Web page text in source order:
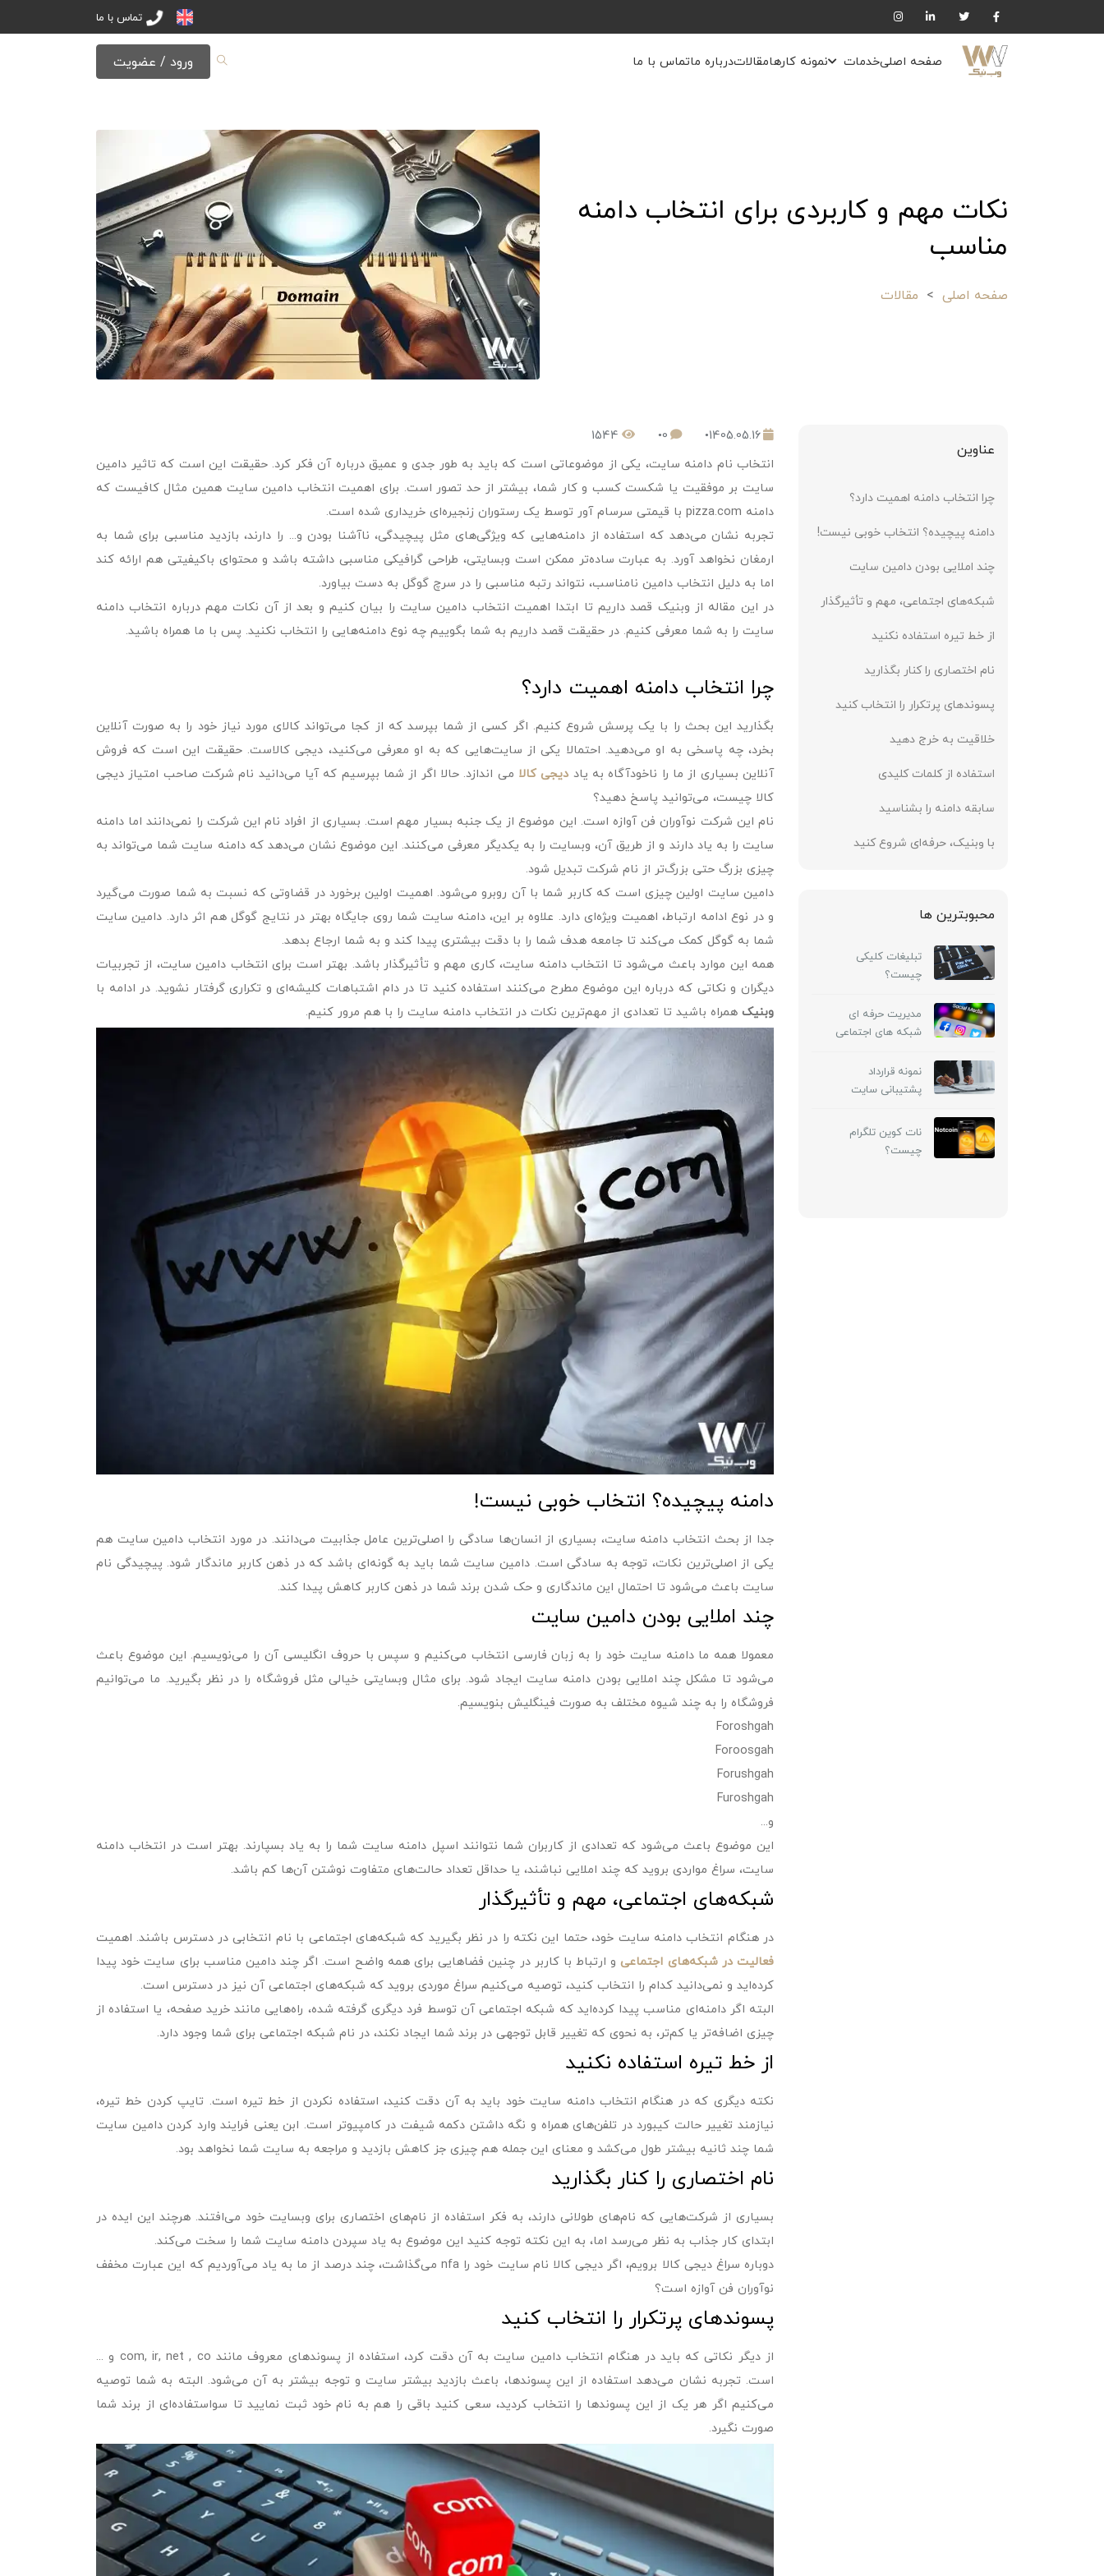
تماس با ما
صفحه اصلیخدمات نمونه کارهامقالاتدرباره ماتماس با ما ورود / عضویت
نکات مهم و کاربردی برای انتخاب دامنه
مناسب
صفحه اصلی مقالات
عناوین
چرا انتخاب دامنه اهمیت دارد؟
دامنه پیچیده؟ انتخاب خوبی نیست!
چند املایی بودن دامین سایت
شبکه‌های اجتماعی، مهم و تأثیرگذار
از خط تیره استفاده نکنید
نام اختصاری را کنار بگذارید
پسوندهای پرتکرار را انتخاب کنید
خلاقیت به خرج دهید
استفاده از کلمات کلیدی
سابقه دامنه را بشناسید
با وبنیک، حرفه‌ای شروع کنید
محبوبترین ها
تبلیغات کلیکی
چیست؟
مدیریت حرفه ای
شبکه های اجتماعی
است ؟‌
نمونه قرارداد
پشتیبانی سایت ‏
نات کوین تلگرام
چیست؟
1405.05.16
0
1544
انتخاب نام دامنه سایت، یکی از موضوعاتی است که باید به طور جدی و عمیق درباره آن فکر کرد. حقیقت این است که تاثیر دامین
سایت بر موفقیت یا شکست کسب و کار شما، بیشتر از حد تصور است. برای اهمیت انتخاب دامین سایت همین مثال کافیست که
دامنه pizza.com با قیمتی سرسام آور توسط یک رستوران زنجیره‌ای خریداری شده است.
تجربه نشان می‌دهد که استفاده از دامنه‌هایی که ویژگی‌های مثل پیچیدگی، ناآشنا بودن و... را دارند، بازدید مناسبی برای شما به
ارمغان نخواهد آورد. به عبارت ساده‌تر ممکن است وبسایتی، طراحی گرافیکی مناسبی داشته باشد و محتوای باکیفیتی هم ارائه کند
اما به دلیل انتخاب دامین نامناسب، نتواند رتبه مناسبی را در سرچ گوگل به دست بیاورد.
در این مقاله از وبنیک قصد داریم تا ابتدا اهمیت انتخاب دامین سایت را بیان کنیم و بعد از آن نکات مهم درباره انتخاب دامنه
سایت را به شما معرفی کنیم. در حقیقت قصد داریم به شما بگوییم چه نوع دامنه‌هایی را انتخاب نکنید. پس با ما همراه باشید.
چرا انتخاب دامنه اهمیت دارد؟
بگذارید این بحث را با یک پرسش شروع کنیم. اگر کسی از شما بپرسد که از کجا می‌تواند کالای مورد نیاز خود را به صورت آنلاین
بخرد، چه پاسخی به او می‌دهید. احتمالا یکی از سایت‌هایی که به او معرفی می‌کنید، دیجی کالاست. حقیقت این است که فروش
آنلاین بسیاری از ما را ناخودآگاه به یاد دیجی کالا می اندازد. حالا اگر از شما بپرسیم که آیا می‌دانید نام شرکت صاحب امتیاز دیجی
کالا چیست، می‌توانید پاسخ دهید؟
نام این شرکت نوآوران فن آوازه است. این موضوع از یک جنبه بسیار مهم است. بسیاری از افراد نام این شرکت را نمی‌دانند اما دامنه
سایت را به یاد دارند و از طریق آن، وبسایت را به یکدیگر معرفی می‌کنند. این موضوع نشان می‌دهد که دامنه سایت شما می‌تواند به
چیزی بزرگ حتی بزرگ‌تر از نام شرکت تبدیل شود.
دامین سایت اولین چیزی است که کاربر شما با آن روبرو می‌شود. اهمیت اولین برخورد در قضاوتی که نسبت به شما صورت می‌گیرد
و در نوع ادامه ارتباط، اهمیت ویژه‌ای دارد. علاوه بر این، دامنه سایت شما روی جایگاه بهتر در نتایج گوگل هم اثر دارد. دامین سایت
شما به گوگل کمک می‌کند تا جامعه هدف شما را با دقت بیشتری پیدا کند و به شما ارجاع بدهد.
همه این موارد باعث می‌شود تا انتخاب دامنه سایت، کاری مهم و تأثیرگذار باشد. بهتر است برای انتخاب دامین سایت، از تجربیات
دیگران و نکاتی که درباره این موضوع مطرح می‌کنند استفاده کنید تا در دام اشتباهات کلیشه‌ای و تکراری گرفتار نشوید. در ادامه با
وبنیک همراه باشید تا تعدادی از مهم‌ترین نکات در انتخاب دامنه سایت را با هم مرور کنیم.
دامنه پیچیده؟ انتخاب خوبی نیست!
جدا از بحث انتخاب دامنه سایت، بسیاری از انسان‌ها سادگی را اصلی‌ترین عامل جذابیت می‌دانند. در مورد انتخاب دامین سایت هم
یکی از اصلی‌ترین نکات، توجه به سادگی است. دامین سایت شما باید به گونه‌ای باشد که در ذهن کاربر ماندگار شود. پیچیدگی نام
سایت باعث می‌شود تا احتمال این ماندگاری و حک شدن برند شما در ذهن کاربر کاهش پیدا کند.
چند املایی بودن دامین سایت
معمولا همه ما دامنه سایت خود را به زبان فارسی انتخاب می‌کنیم و سپس با حروف انگلیسی آن را می‌نویسیم. این موضوع باعث
می‌شود تا مشکل چند املایی بودن دامنه سایت ایجاد شود. برای مثال وبسایتی خیالی مثل فروشگاه را در نظر بگیرید. ما می‌توانیم
فروشگاه را به چند شیوه مختلف به صورت فینگلیش بنویسیم.
Foroshgah
Foroosgah
Forushgah
Furoshgah
و...
این موضوع باعث می‌شود که تعدادی از کاربران شما نتوانند اسپل دامنه سایت شما را به یاد بسپارند. بهتر است در انتخاب دامنه
سایت، سراغ مواردی بروید که چند املایی نباشند، یا حداقل تعداد حالت‌های متفاوت نوشتن آن‌ها کم باشد.
شبکه‌های اجتماعی، مهم و تأثیرگذار
در هنگام انتخاب دامنه سایت خود، حتما این نکته را در نظر بگیرید که شبکه‌های اجتماعی با نام انتخابی در دسترس باشند. اهمیت
فعالیت در شبکه‌های اجتماعیو ارتباط با کاربر در چنین فضاهایی برای همه واضح است. اگر چند دامین مناسب برای سایت خود پیدا
کرده‌اید و نمی‌دانید کدام را انتخاب کنید، توصیه می‌کنیم سراغ موردی بروید که شبکه‌های اجتماعی آن نیز در دسترس است‌.
البته اگر دامنه‌ای مناسب پیدا کرده‌اید که شبکه اجتماعی آن توسط فرد دیگری گرفته شده، راه‌هایی مانند خرید صفحه، یا استفاده از
چیزی اضافه‌تر یا کم‌تر، به نحوی که تغییر قابل توجهی در برند شما ایجاد نکند، در نام شبکه اجتماعی برای شما وجود دارد.
از خط تیره استفاده نکنید
نکته دیگری که در هنگام انتخاب دامنه سایت خود باید به آن دقت کنید، استفاده نکردن از خط تیره است. تایپ کردن خط تیره،
نیازمند تغییر حالت کیبورد در تلفن‌های همراه و نگه داشتن دکمه شیفت در کامپیوتر است. ابن یعنی فرایند وارد کردن دامین سایت
شما چند ثانیه بیشتر طول می‌کشد و معنای این جمله هم چیزی جز کاهش بازدید و مراجعه به سایت شما نخواهد بود.
نام اختصاری را کنار بگذارید
بسیاری از شرکت‌هایی که نام‌های طولانی دارند، به فکر استفاده از نا‌م‌های اختصاری برای وبسایت خود می‌افتند. هرچند این ایده در
ابتدای کار جذاب به نظر می‌رسد اما، به این نکته توجه کنید این موضوع به یاد سپردن دامنه سایت شما را سخت می‌کند.
دوباره سراغ دیجی کالا برویم، اگر دیجی کالا نام سایت خود را nfa می‌گذاشت، چند درصد از ما به یاد می‌آوردیم که این عبارت مخفف
نوآوران فن آوازه است؟
پسوندهای پرتکرار را انتخاب کنید
از دیگر نکاتی که باید در هنگام انتخاب دامین سایت به آن دقت کرد، استفاده از پسوندهای معروف مانند com, ir, net , co و ...
است. تجربه نشان می‌دهد استفاده از این پسوندها، باعث بازدید بیشتر سایت و توجه بیشتر به آن می‌شود. البته به شما توصیه
می‌کنیم اگر هر یک از این پسوندها را انتخاب کردید، سعی کنید باقی را هم به نام خود ثبت نمایید تا سواستفاده‌ای از برند شما
صورت نگیرد.